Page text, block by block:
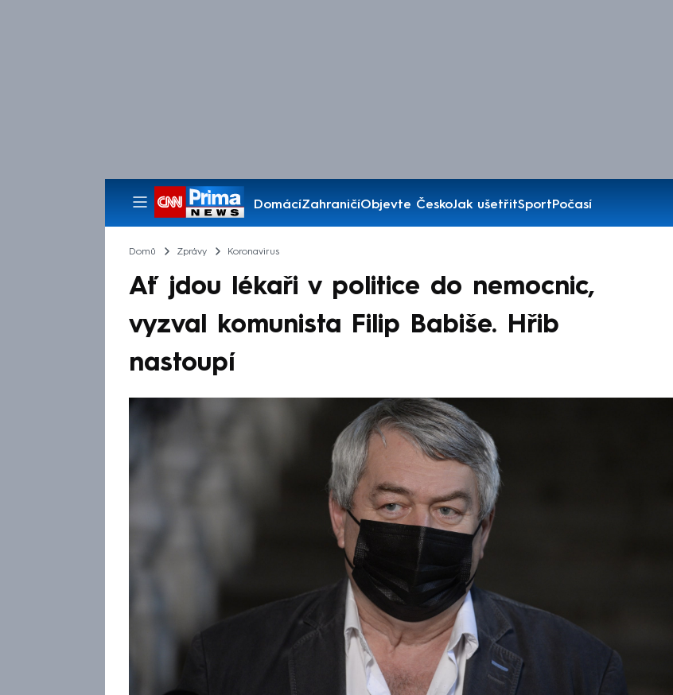
DomácíZahraničíObjevte ČeskoJak ušetřitSportPočasí
Pořady
Domů Zprávy Koronavirus
Ať jdou lékaři v politice do nemocnic,
vyzval komunista Filip Babiše. Hřib
nastoupí